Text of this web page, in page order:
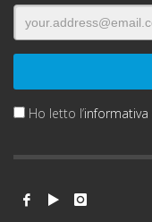
Ho letto l’informativa